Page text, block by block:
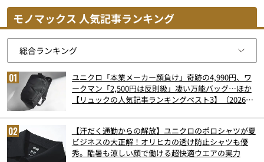
モノマックス 人気記事ランキング
ユニクロ「本業メーカー顔負け」奇跡の4,990円、ワ
ークマン「2,500円は反則級」凄い万能バッグ…ほか
【リュックの人気記事ランキングベスト3】（2026年
【汗だく通勤からの解放】ユニクロのポロシャツが夏
ビジネスの大正解！オリヒカの透け防止シャツも優
秀。酷暑も涼しい顔で働ける超快適ウエアの実力